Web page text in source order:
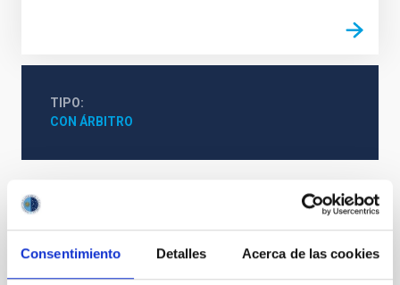
Consentimiento Detalles Acerca de las cookies
TIPO
CON ÁRBITRO
Cosmología y Astropartículas (CYA)